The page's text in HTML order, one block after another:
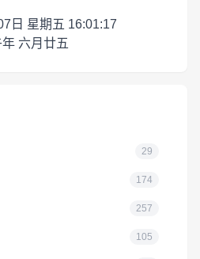
日 星期五 16:01:18
六月廿五
29
174
257
105